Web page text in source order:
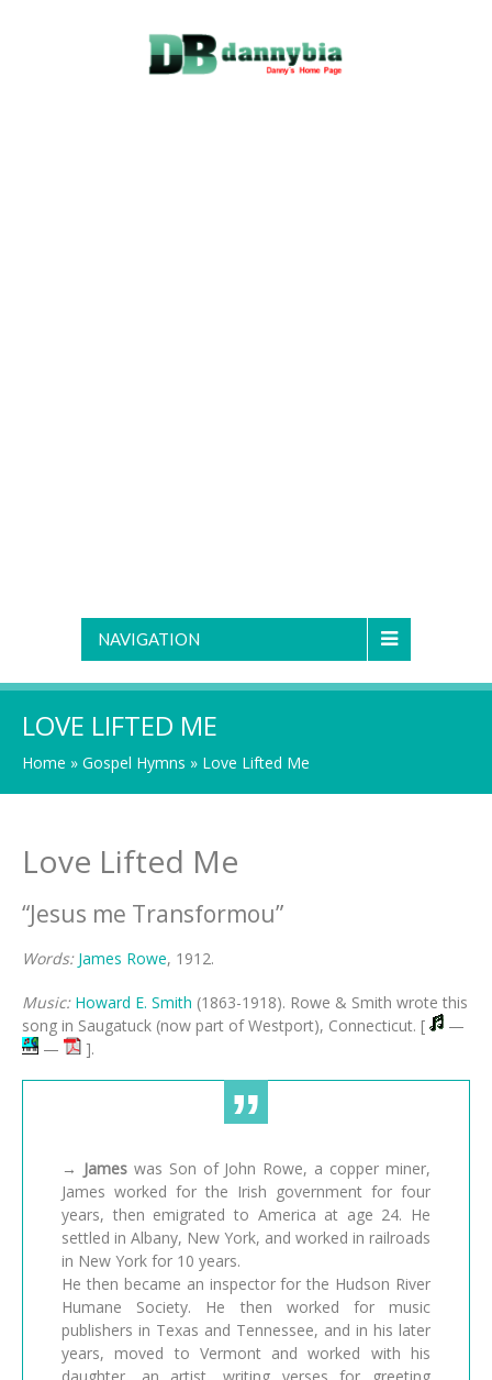
NAVIGATION
LOVE LIFTED ME
Home » Gospel Hymns » Love Lifted Me
Love Lifted Me
“Jesus me Transformou”
Words: James Rowe, 1912.
Music: Howard E. Smith (1863-1918). Rowe & Smith wrote this
song in Sau­ga­tuck (now part of West­port), Con­nec­ti­cut. [
—
—
].
→ Jameswas Son of John Rowe, a copper miner,
James worked for the Irish government for four
years, then emigrated to America at age 24. He
settled in Albany, New York, and worked in railroads
in New York for 10 years.
He then became an inspector for the Hudson River
Humane Society. He then worked for music
publishers in Texas and Tennessee, and in his later
years, moved to Vermont and worked with his